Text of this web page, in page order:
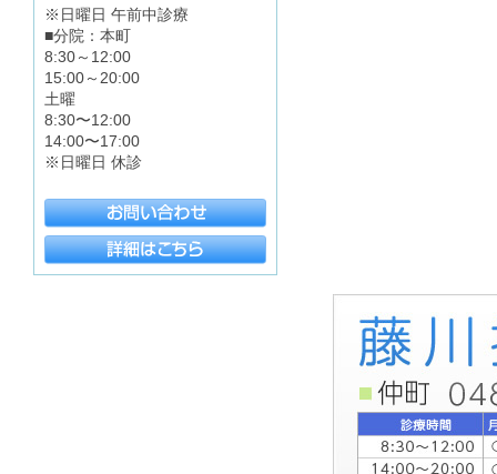
※日曜日 午前中診療
■分院：本町
8:30～12:00
15:00～20:00
土曜
8:30〜12:00
14:00〜17:00
※日曜日 休診